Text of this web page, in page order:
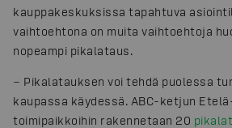
kauppakeskuksissa tapahtuva
vaihtoehtona on muita vaihtoehtoja
nopeampi pikalataus.
− Pikalatauksen voi tehdä puolessa
kaupassa käydessä. ABC-ketjun
toimipaikkoihin rakennetaan 20